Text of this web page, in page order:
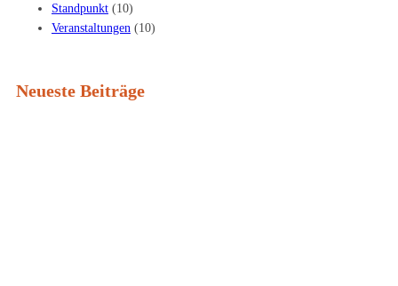
Standpunkt (10)
Veranstaltungen (10)
Neueste Beiträge